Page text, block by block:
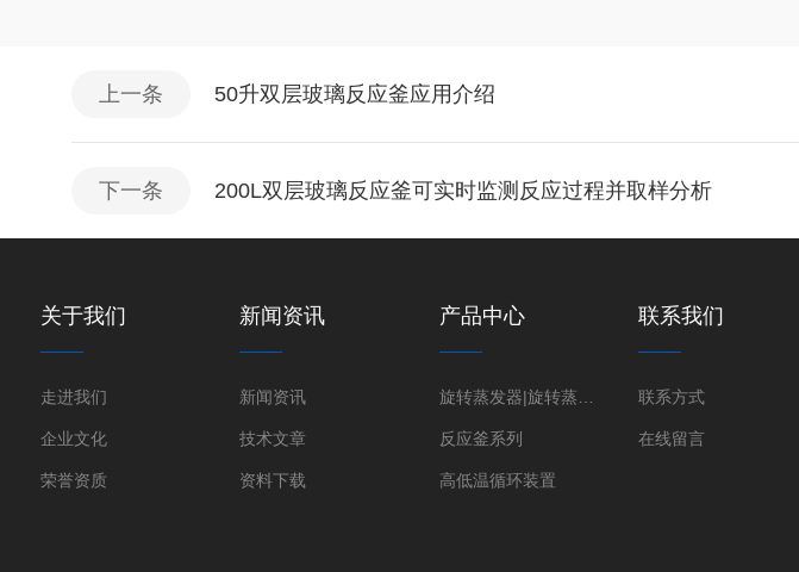
上一条 50升双层玻璃反应釜应用介绍
下一条 200L双层玻璃反应釜可实时监测反应过程并取样分析
关于我们
走进我们
企业文化
荣誉资质
新闻资讯
新闻资讯
技术文章
资料下载
产品中心
反应釜系列
高低温循环装置
联系我们
联系方式
在线留言